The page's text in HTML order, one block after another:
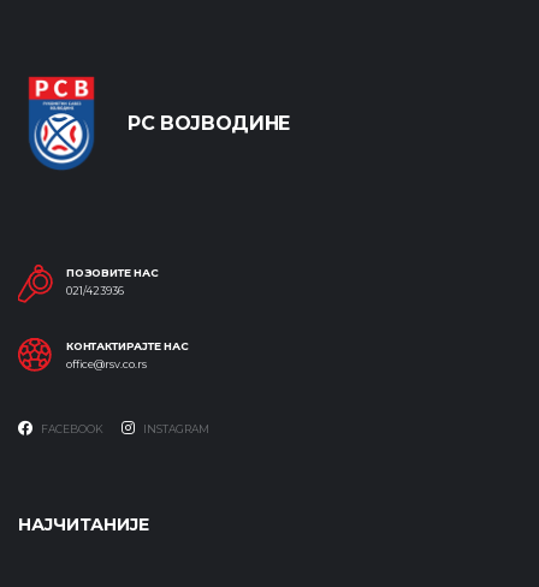
РС ВОЈВОДИНЕ
ПОЗОВИТЕ НАС
021/423936
КОНТАКТИРАЈТЕ НАС
office@rsv.co.rs
FACEBOOK INSTAGRAM
НАЈЧИТАНИЈЕ